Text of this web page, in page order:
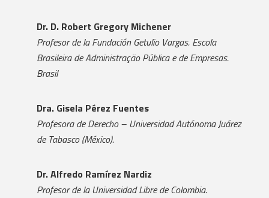
Dr. D. Robert Gregory Michener
Profesor de la Fundación Getulio Vargas. Escola
Brasileira de Administraçäo Pública e de Empresas.
Brasil
Dra. Gisela Pérez Fuentes
Profesora de Derecho – Universidad Autónoma Juárez
de Tabasco (México).
Dr. Alfredo Ramírez Nardiz
Profesor de la Universidad Libre de Colombia.